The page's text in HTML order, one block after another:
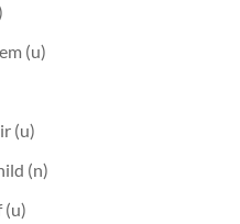
(u)
(u)
(n)
(u)